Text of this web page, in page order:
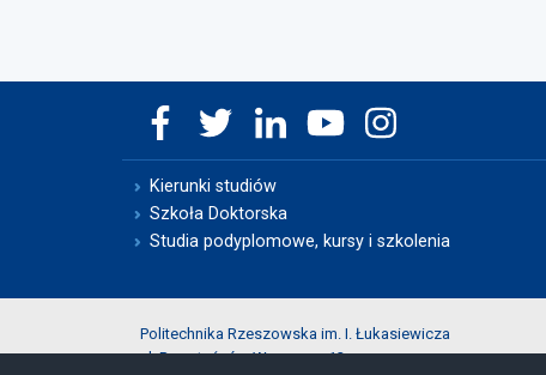
Kierunki studiów
Szkoła Doktorska
Studia podyplomowe, kursy i szkolenia
Politechnika Rzeszowska im. I. Łukasiewicza
al. Powstańców Warszawy 12